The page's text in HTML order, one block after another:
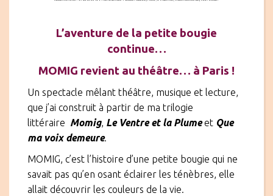
L’aventure de la petite bougie
continue…
MOMIG revient au théâtre… à Paris !
Un spectacle mêlant théâtre, musique et lecture,
que j’ai construit à partir de ma trilogie
littéraire Momig, Le Ventre et la Plumeet Que
ma voix demeure.
MOMIG, c’est l’histoire d’une petite bougie qui ne
savait pas qu’en osant éclairer les ténèbres, elle
allait découvrir les couleurs de la vie.